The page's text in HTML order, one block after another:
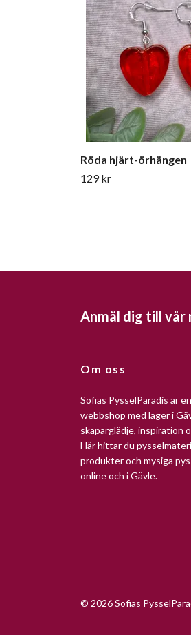
Röda hjärt-örhängen
129 kr
Anmäl dig till vår
Om oss
Sofias PysselParadis är
webbshop med lager i
skaparglädje, inspiration
Här hittar du
produkter och mysiga
online och i Gävle.
© 2026 Sofias